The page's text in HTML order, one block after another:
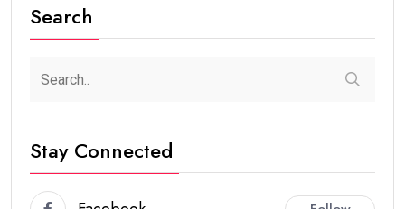
Search
Stay Connected